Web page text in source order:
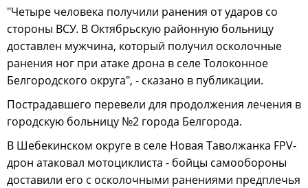
"Четыре человека получили ранения от ударов со
стороны ВСУ. В Октябрьскую районную больницу
доставлен мужчина, который получил осколочные
ранения ног при атаке дрона в селе Толоконное
Белгородского округа", - сказано в публикации.
Пострадавшего перевели для продолжения лечения в
городскую больницу №2 города Белгорода.
В Шебекинском округе в селе Новая Таволжанка FPV-
дрон атаковал мотоциклиста - бойцы самообороны
доставили его с осколочными ранениями предплечья